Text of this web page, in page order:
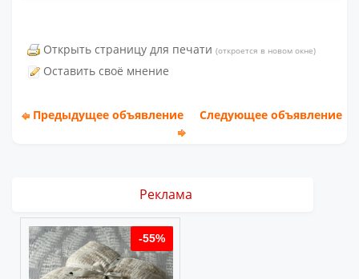
Открыть страницу для печати (откроется в новом окне)
Оставить своё мнение
Предыдущее объявление Следующее объявление
Реклама
-55%